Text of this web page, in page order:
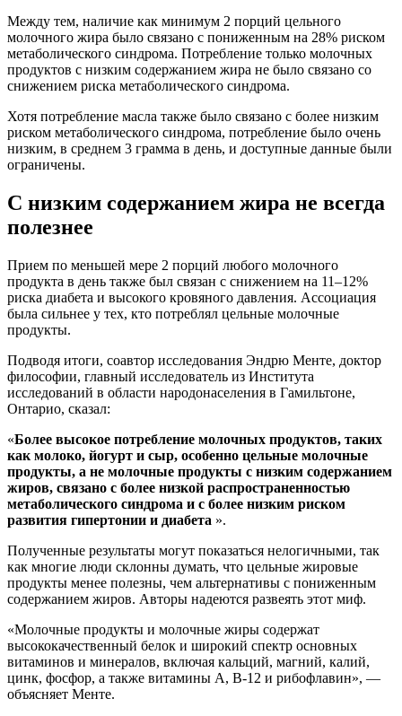
Между тем, наличие как минимум 2 порций цельного
молочного жира было связано с пониженным на 28% риском
метаболического синдрома. Потребление только молочных
продуктов с низким содержанием жира не было связано со
снижением риска метаболического синдрома.
Хотя потребление масла также было связано с более низким
риском метаболического синдрома, потребление было очень
низким, в среднем 3 грамма в день, и доступные данные были
ограничены.
С низким содержанием жира не всегда
полезнее
Прием по меньшей мере 2 порций любого молочного
продукта в день также был связан с снижением на 11–12%
риска диабета и высокого кровяного давления. Ассоциация
была сильнее у тех, кто потреблял цельные молочные
продукты.
Подводя итоги, соавтор исследования Эндрю Менте, доктор
философии, главный исследователь из Института
исследований в области народонаселения в Гамильтоне,
Онтарио, сказал:
«Более высокое потребление молочных продуктов, таких
как молоко, йогурт и сыр, особенно цельные молочные
продукты, а не молочные продукты с низким содержанием
жиров, связано с более низкой распространенностью
метаболического синдрома и с более низким риском
развития гипертонии и диабета ».
Полученные результаты могут показаться нелогичными, так
как многие люди склонны думать, что цельные жировые
продукты менее полезны, чем альтернативы с пониженным
содержанием жиров. Авторы надеются развеять этот миф.
«Молочные продукты и молочные жиры содержат
высококачественный белок и широкий спектр основных
витаминов и минералов, включая кальций, магний, калий,
цинк, фосфор, а также витамины А, В-12 и рибофлавин», —
объясняет Менте.